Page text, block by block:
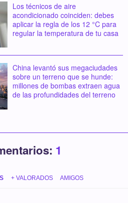
Los técnicos de aire
acondicionado coinciden: debes
aplicar la regla de los 12 °C para
regular la temperatura de tu casa
China levantó sus megaciudades
sobre un terreno que se hunde:
millones de bombas extraen agua
de las profundidades del terreno
1
+ VALORADOS AMIGOS